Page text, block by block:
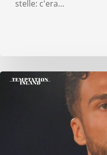
stelle: c'era…